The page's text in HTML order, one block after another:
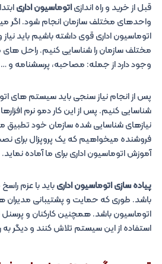
قبل از خرید و راه اندازیاتوماسیون اداری
واحدهای مختلف سازمان انجام شود. اگر
اتوماسیون اداری قوی داشته باشیم باید
مختلف سازمان را شناسایی کنیم. راحل های
وجود دارد از جمله: مصاحبه، پرسشنامه و
پس از انجام نیاز سنجی باید سیستم های
شناسایی کنیم. پس از این کار دمو نرم
نیازهای شناسایی شده سازمان خود تطبیق
فروشنده میخواهیم که یک پروپزال برای نصب،
آموزش اتوماسیون اداری برای ما آماده نماید.
پیاده سازی اتوماسیون اداریباید با عزم
باشد. طوری که حمایت و پشتیبانی مدیران
اتوماسیون باشد. همچنین کارکنان و
استفاده از این سیستم تلاش کنند و دیگر